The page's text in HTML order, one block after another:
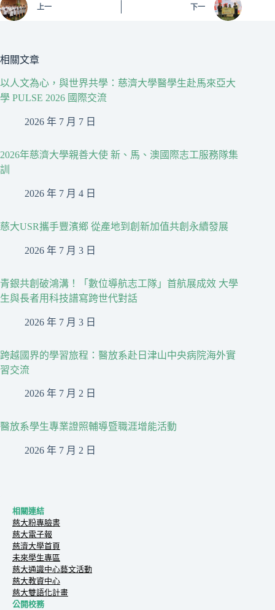
上一 下一
相關文章
以人文為心，與世界共學：慈濟大學醫學生赴馬來亞大
學 PULSE 2026 國際交流
2026 年 7 月 7 日
2026年慈濟大學親善大使 新、馬、澳國際志工服務隊集
訓
2026 年 7 月 4 日
慈大USR攜手豐濱鄉 從產地到創新加值共創永續發展
2026 年 7 月 3 日
青銀共創破鴻溝！「數位導航志工隊」首航展成效 大學
生與長者用科技譜寫跨世代對話
2026 年 7 月 3 日
跨越國界的學習旅程：醫放系赴日津山中央病院海外實
習交流
2026 年 7 月 2 日
醫放系學生專業證照輔導暨職涯增能活動
2026 年 7 月 2 日
相關連結
慈大粉專臉書
慈大電子報
慈濟大學首頁
未來學生專區
慈大通識中心藝文活動
慈大教資中心
慈大雙語化計畫
公開校務